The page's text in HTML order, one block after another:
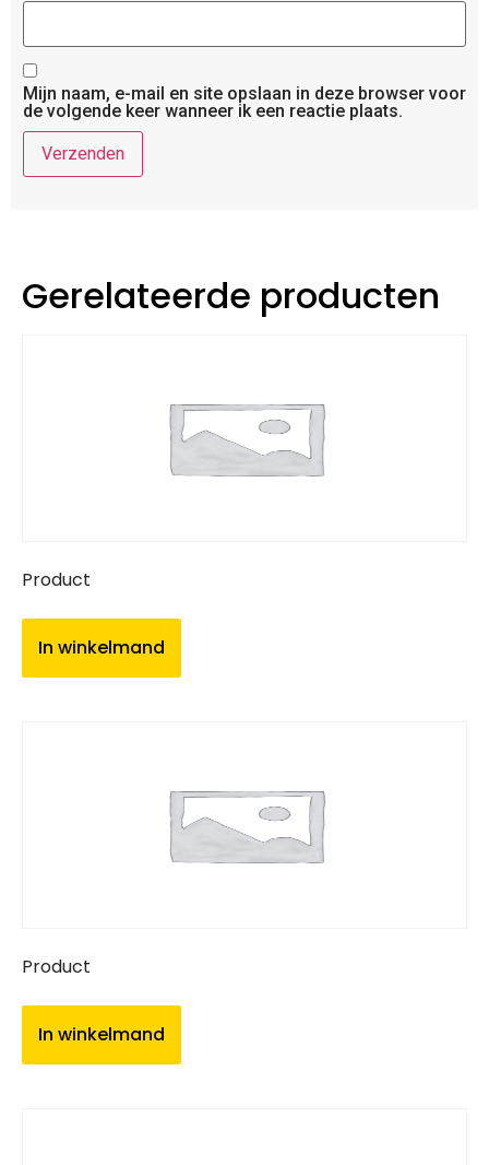
Mijn naam, e-mail en site opslaan in deze browser voor
de volgende keer wanneer ik een reactie plaats.
Gerelateerde producten
Product
In winkelmand
Product
In winkelmand